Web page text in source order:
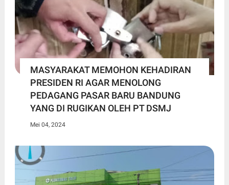
MASYARAKAT MEMOHON KEHADIRAN
PRESIDEN RI AGAR MENOLONG
PEDAGANG PASAR BARU BANDUNG
YANG DI RUGIKAN OLEH PT DSMJ
Mei 04, 2024